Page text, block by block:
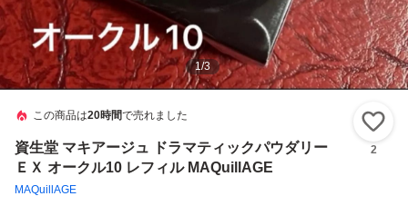
1/3
この商品は20時間で売れました
資生堂 マキアージュ ドラマティックパウダリー
ＥＸ オークル10 レフィル MAQuillAGE
MAQuillAGE
2